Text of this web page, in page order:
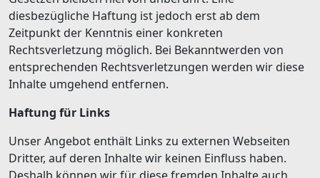
diesbezügliche Haftung ist jedoch erst ab dem
Zeitpunkt der Kenntnis einer konkreten
Rechtsverletzung möglich. Bei Bekanntwerden von
entsprechenden Rechtsverletzungen werden wir diese
Inhalte umgehend entfernen.
Haftung für Links
Unser Angebot enthält Links zu externen Webseiten
Dritter, auf deren Inhalte wir keinen Einfluss haben.